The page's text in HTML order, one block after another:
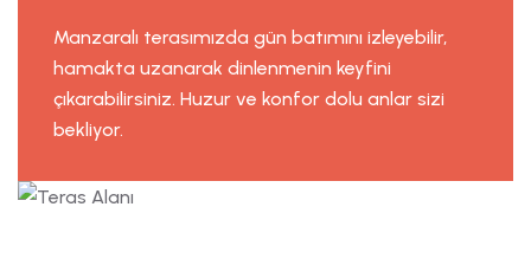
Manzaralı terasımızda gün batımını izleyebilir,
hamakta uzanarak dinlenmenin keyfini
çıkarabilirsiniz. Huzur ve konfor dolu anlar sizi
bekliyor.